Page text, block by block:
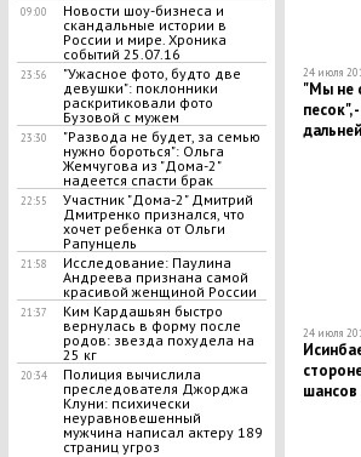
09:00
Новости шоу-бизнеса и
скандальные истории в
России и мире. Хроника
событий 25.07.16
23:56
"Ужасное фото, будто две
девушки": поклонники
раскритиковали фото
Бузовой с мужем
23:30
"Развода не будет, за семью
нужно бороться": Ольга
Жемчугова из "Дома-2"
надеется спасти брак
22:55
Участник "Дома-2" Дмитрий
Дмитренко признался, что
хочет ребенка от Ольги
Рапунцель
21:58
Исследование: Паулина
Андреева признана самой
красивой женщиной России
21:37
Ким Кардашьян быстро
вернулась в форму после
родов: звезда похудела на
25 кг
20:34
Полиция вычислила
преследователя Джорджа
Клуни: психически
неуравновешенный
мужчина написал актеру 189
страниц угроз
24 июля
"Мы не
песок",
24 июля
шансов